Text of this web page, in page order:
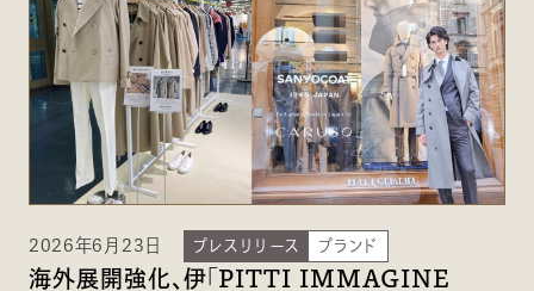
2026年6月23日 プレスリリース ブランド
海外展開強化、伊「PITTI IMMAGINE